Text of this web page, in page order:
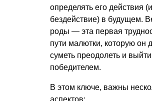
определять его действия
бездействие) в будущем.
роды — эта первая
пути малютки, которую он
суметь преодолеть и выйти
победителем.
В этом ключе, важны
аспектов: